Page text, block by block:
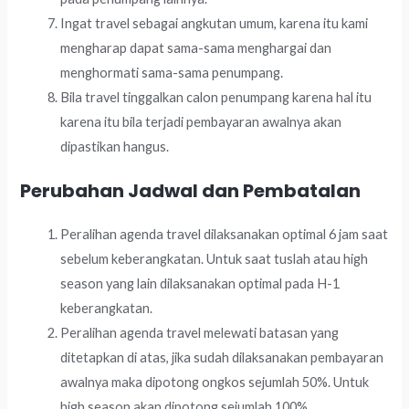
Ingat travel sebagai angkutan umum, karena itu kami
mengharap dapat sama-sama menghargai dan
menghormati sama-sama penumpang.
Bila travel tinggalkan calon penumpang karena hal itu
karena itu bila terjadi pembayaran awalnya akan
dipastikan hangus.
Perubahan Jadwal dan Pembatalan
Peralihan agenda travel dilaksanakan optimal 6 jam saat
sebelum keberangkatan. Untuk saat tuslah atau high
season yang lain dilaksanakan optimal pada H-1
keberangkatan.
Peralihan agenda travel melewati batasan yang
ditetapkan di atas, jika sudah dilaksanakan pembayaran
awalnya maka dipotong ongkos sejumlah 50%. Untuk